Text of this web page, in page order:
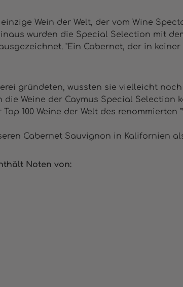
Wein der Welt, der vom Wine
wurden die Special Selection mit
"Ein Cabernet, der in
gründeten, wussten sie vielleicht
Weine der Caymus Special Selection
100 Weine der Welt des
Cabernet Sauvignon in Kalifornien
Noten von: